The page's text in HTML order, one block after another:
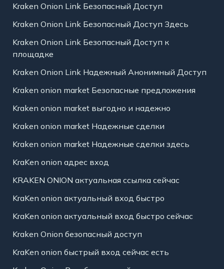
Kraken Onion Link Безопасный Доступ
Kraken Onion Link Безопасный Доступ Здесь
Kraken Onion Link Безопасный Доступ к
площадке
Kraken Onion Link Надежный Анонимный Доступ
Kraken onion market Безопасные предложения
Kraken onion market выгодно и надежно
Kraken onion market Надежные сделки
Kraken onion market Надежные сделки здесь
KraKen onion адрес вход
KRAKEN ONION актуальная ссылка сейчас
KraKen onion актуальный вход быстро
KraKen onion актуальный вход быстро сейчас
Kraken Onion безопасный доступ
KraKen onion быстрый вход сейчас есть